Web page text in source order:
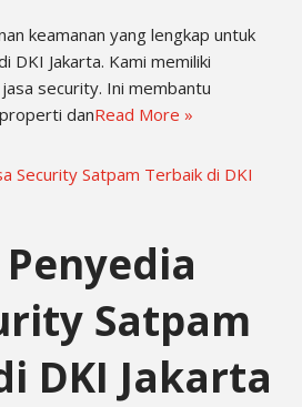
keamanan yang lengkap untuk
DKI Jakarta. Kami memiliki
security. Ini membantu
danRead More »
Satpam
DKI Jakarta